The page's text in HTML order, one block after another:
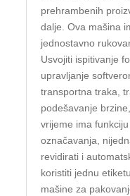
prehrambenih
dalje. Ova mašina
jednostavno
Usvojiti ispitivanje
upravljanje
transportna traka,
podešavanje
vrijeme ima
označavanja,
revidirati i
koristiti jednu
mašine za